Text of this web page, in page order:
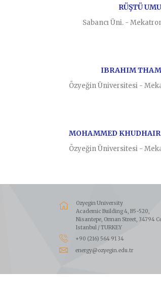
RÜŞTÜ
Sabancı Üni. -
IBRAHIM
Özyeğin Üniversitesi -
MOHAMMED
Özyeğin Üniversitesi -
Ozyegin University
Academic Building 4, B5-520,
Nisantepe, Orman Street, 34794
Istanbul / TURKEY
+90 (216) 564 91 34
energy@ozyegin.edu.tr